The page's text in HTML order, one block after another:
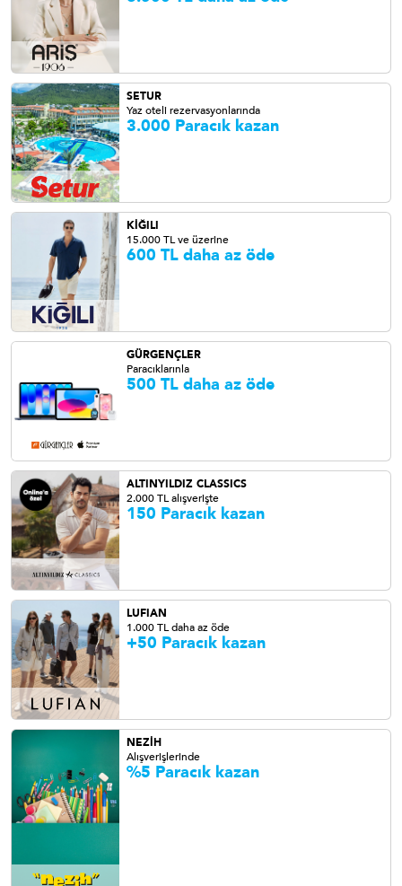
SETUR
Yaz oteli rezervasyonlarında
3.000 Paracık kazan
KİĞILI
15.000 TL ve üzerine
600 TL daha az öde
GÜRGENÇLER
Paracıklarınla
500 TL daha az öde
ALTINYILDIZ CLASSICS
2.000 TL alışverişte
150 Paracık kazan
LUFIAN
1.000 TL daha az öde
+50 Paracık kazan
NEZİH
Alışverişlerinde
%5 Paracık kazan